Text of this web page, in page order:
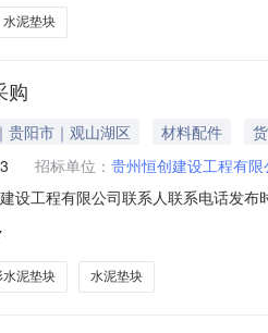
水泥垫块
购
贵阳市｜观山湖区 材料配件
招标单位： 贵州恒创建设工程有限
设工程有限公司联系人联系电话发
购类型：标准订单(单次采购)询价类
水泥垫块 水泥垫块